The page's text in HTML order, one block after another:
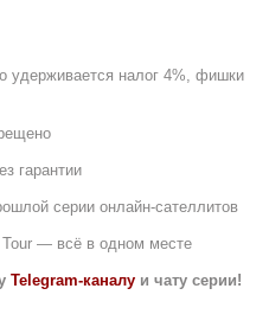
удерживается налог 4%, фишки
гарантии
серии онлайн-сателлитов
Tour — всё в одном месте
Telegram-каналу и чату серии!